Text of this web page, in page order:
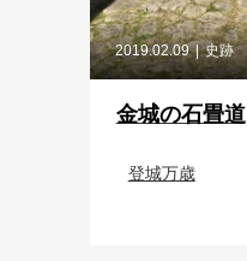
2019.02.09 史跡
金城の石畳道
登城万歳